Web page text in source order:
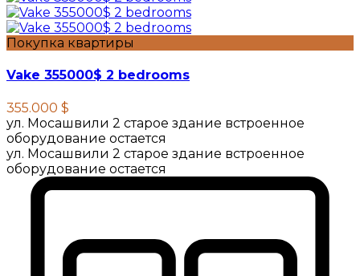
Покупка квартиры
Vake 355000$ 2 bedrooms
355.000 $
ул. Мосашвили 2 старое здание встроенное
оборудование остается
ул. Мосашвили 2 старое здание встроенное
оборудование остается